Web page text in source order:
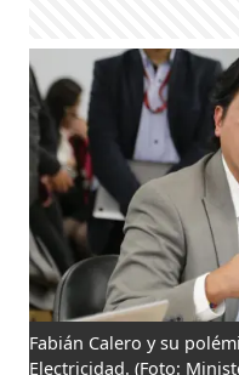
Fabián Calero y su
Electricidad. (Foto: